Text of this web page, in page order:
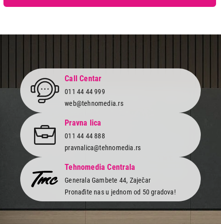
Call Centar
011 44 44 999
web@tehnomedia.rs
Pravna lica
011 44 44 888
pravnalica@tehnomedia.rs
Tehnomedia Centrala
Generala Gambete 44, Zaječar
Pronađite nas u jednom od 50 gradova!